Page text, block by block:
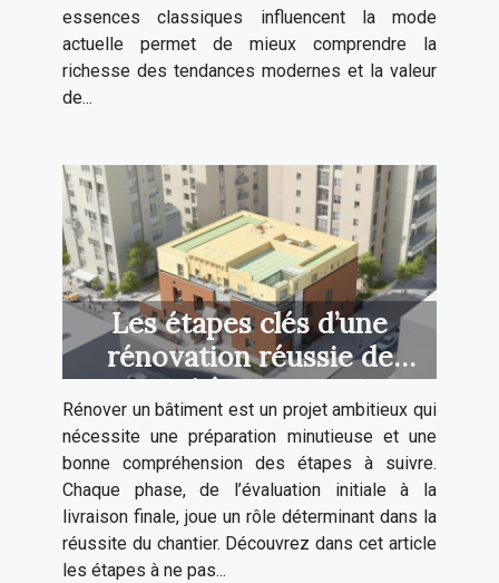
essences classiques influencent la mode
actuelle permet de mieux comprendre la
richesse des tendances modernes et la valeur
de...
Les étapes clés d’une
rénovation réussie de
bâtiment
Rénover un bâtiment est un projet ambitieux qui
nécessite une préparation minutieuse et une
bonne compréhension des étapes à suivre.
Chaque phase, de l’évaluation initiale à la
livraison finale, joue un rôle déterminant dans la
réussite du chantier. Découvrez dans cet article
les étapes à ne pas...